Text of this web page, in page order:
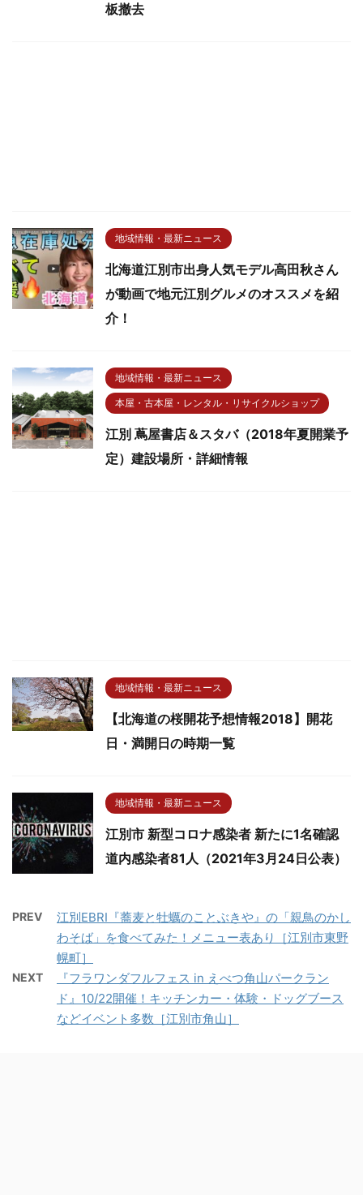
板撤去
地域情報・最新ニュース
北海道江別市出身人気モデル高田秋さん
が動画で地元江別グルメのオススメを紹
介！
地域情報・最新ニュース
本屋・古本屋・レンタル・リサイクルショップ
江別 蔦屋書店＆スタバ（2018年夏開業予
定）建設場所・詳細情報
地域情報・最新ニュース
【北海道の桜開花予想情報2018】開花
日・満開日の時期一覧
地域情報・最新ニュース
江別市 新型コロナ感染者 新たに1名確認
道内感染者81人（2021年3月24日公表）
PREV
江別EBRI『蕎麦と牡蠣のことぶきや』の「親鳥のかし
わそば」を食べてみた！メニュー表あり［江別市東野
幌町］
NEXT
『フラワンダフルフェス in えべつ角山パークラン
ド』10/22開催！キッチンカー・体験・ドッグブース
などイベント多数［江別市角山］